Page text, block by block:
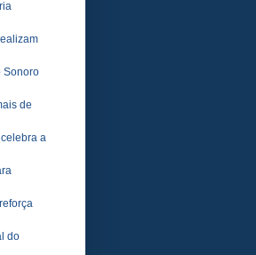
Sonoro
de
a
do